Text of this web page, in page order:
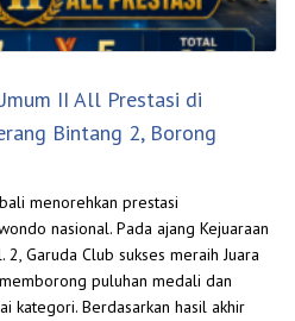
II All Prestasi di
Bintang 2, Borong
menorehkan prestasi
nasional. Pada ajang Kejuaraan
Garuda Club sukses meraih Juara
puluhan medali dan
kategori. Berdasarkan hasil akhir